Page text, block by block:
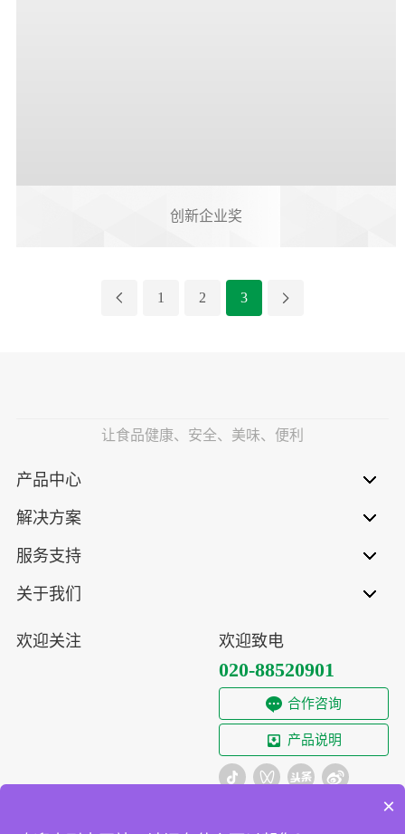
创新企业奖
1 2 3
让食品健康、安全、美味、便利
产品中心
解决方案
服务支持
关于我们
欢迎关注 欢迎致电
020-88520901
合作咨询
产品说明
×